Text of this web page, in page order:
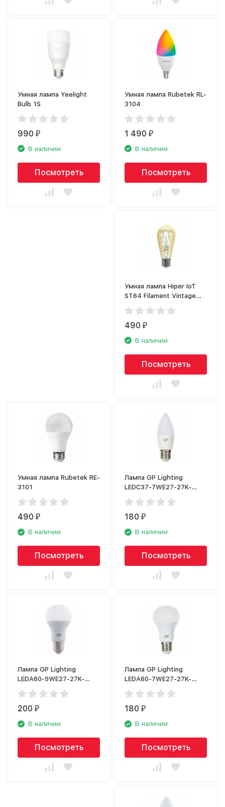
Умная лампа Yeelight
Bulb 1S
990₽
В наличии
Посмотреть
Умная лампа Rubetek RL-
3104
1 490₽
В наличии
Посмотреть
Умная лампа Hiper IoT
ST64 Filament Vintage
LED E27 Wi-Fi
490₽
В наличии
Посмотреть
Умная лампа Rubetek RE-
3101
490₽
В наличии
Посмотреть
Лампа GP Lighting
LEDC37-7WE27-27K-
2CRB1
180₽
В наличии
Посмотреть
Лампа GP Lighting
LEDA60-9WE27-27K-
2CRB1
200₽
В наличии
Посмотреть
Лампа GP Lighting
LEDA60-7WE27-27K-
2CRB1
180₽
В наличии
Посмотреть